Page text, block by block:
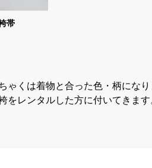
帯
ゃくは着物と合った色・柄になり
をレンタルした方に付いてきます